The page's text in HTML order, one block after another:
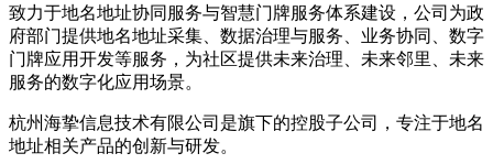
致力于地名地址协同服务与智慧门牌服务体系建设，公司为政
府部门提供地名地址采集、数据治理与服务、业务协同、数字
门牌应用开发等服务，为社区提供未来治理、未来邻里、未来
服务的数字化应用场景。
杭州海挚信息技术有限公司是旗下的控股子公司，专注于地名
地址相关产品的创新与研发。